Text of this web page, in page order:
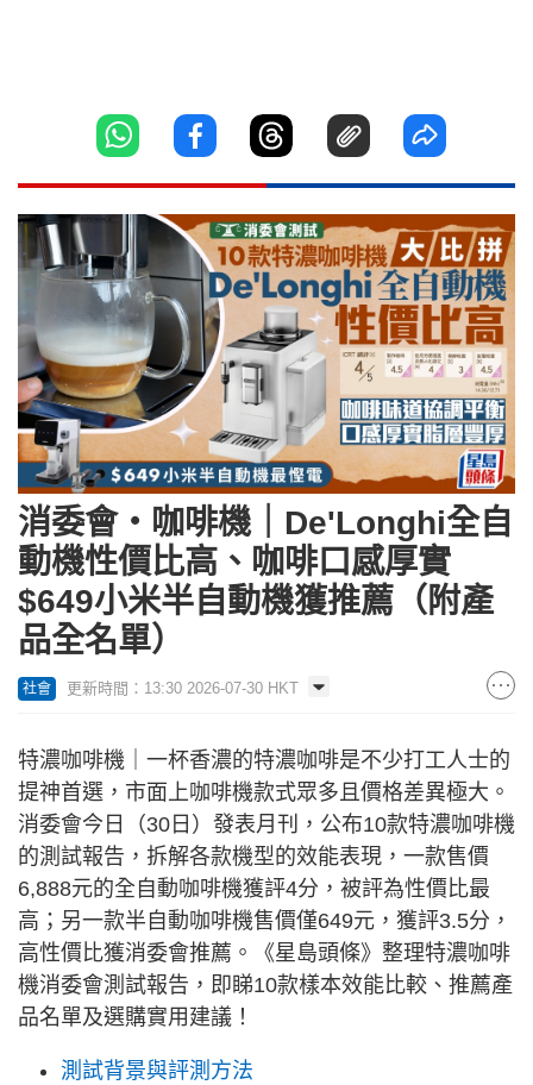
消委會‧咖啡機｜De'Longhi全自
動機性價比高、咖啡口感厚實
$649小米半自動機獲推薦（附產
品全名單）
社會 更新時間：13:30 2026-07-30 HKT
特濃咖啡機｜一杯香濃的特濃咖啡是不少打工人士的
提神首選，市面上咖啡機款式眾多且價格差異極大。
消委會今日（30日）發表月刊，公布10款特濃咖啡機
的測試報告，拆解各款機型的效能表現，一款售價
6,888元的全自動咖啡機獲評4分，被評為性價比最
高；另一款半自動咖啡機售價僅649元，獲評3.5分，
高性價比獲消委會推薦。《星島頭條》整理特濃咖啡
機消委會測試報告，即睇10款樣本效能比較、推薦產
品名單及選購實用建議！
測試背景與評測方法